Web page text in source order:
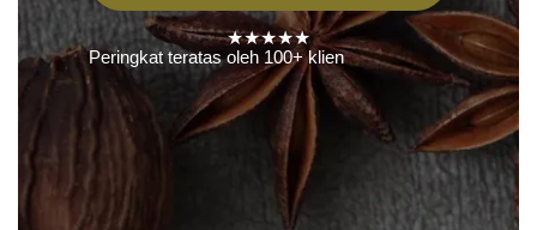
★★★★★
Peringkat teratas oleh 100+ klien